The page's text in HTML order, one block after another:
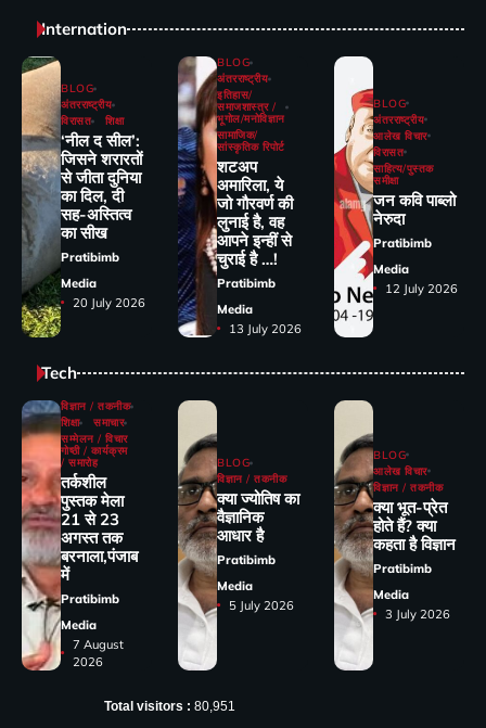
Internation
BLOG
अंतरराष्ट्रीय
विरासत
शिक्षा
‘नील द सील’:
जिसने शरारतों
से जीता दुनिया
का दिल, दी
सह-अस्तित्व
का सीख
Pratibimb
Media
20 July 2026
BLOG
अंतरराष्ट्रीय
इतिहास/
समाजशास्त्र /
भूगोल/मनोविज्ञान
सामाजिक/
सांस्कृतिक रिपोर्ट
शटअप
अमारिला, ये
जो गौरवर्ण की
लुनाई है, वह
आपने इन्हीं से
चुराई है …!
Pratibimb
Media
13 July 2026
BLOG
अंतरराष्ट्रीय
आलेख विचार
विरासत
साहित्य/पुस्तक
समीक्षा
जन कवि पाब्लो
नेरुदा
Pratibimb
Media
12 July 2026
Tech
विज्ञान / तकनीक
शिक्षा
समाचार
सम्मेलन / विचार
गोष्ठी / कार्यक्रम
/ समारोह
तर्कशील
पुस्तक मेला
21 से 23
अगस्त तक
बरनाला,पंजाब
में
Pratibimb
Media
7 August
2026
BLOG
विज्ञान / तकनीक
क्या ज्योतिष का
वैज्ञानिक
आधार है
Pratibimb
Media
5 July 2026
BLOG
आलेख विचार
विज्ञान / तकनीक
क्या भूत-प्रेत
होते हैं? क्या
कहता है विज्ञान
Pratibimb
Media
3 July 2026
Total visitors : 80,951